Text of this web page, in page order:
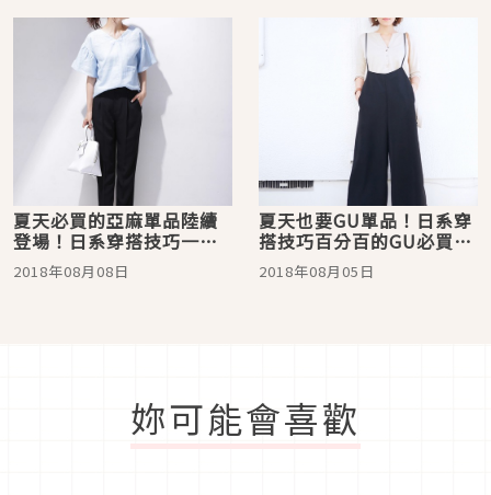
夏天必買的亞麻單品陸續
登場！日系穿搭技巧一次
介紹給妳
2018年08月08日
夏天也要GU單品！日系穿
搭技巧百分百的GU必買介
紹
2018年08月05日
妳可能會喜歡